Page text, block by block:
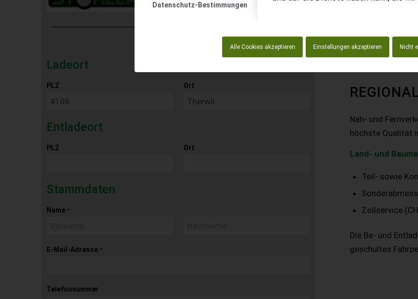
Datenschutz-Bestimmungen
Alle Cookies akzeptieren Einstellungen akzeptieren Nicht
Ladeort
PLZ Ort
Entladeort
PLZ Ort
Stammdaten
Name *
E-Mail-Adresse *
Telefonnummer
Nah- und
höchste Qualität
Land- und
Teil- sowie
Zollservice
Die Be- und
geschultes